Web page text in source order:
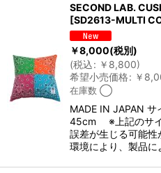
SECOND LAB.
[SD2613-MULTI
￥8,000(税別)
(税込: ￥ 8,800)
希望小売価格: ￥
在庫数 ◯
MADE IN JAPAN
45cm ※上記のサイ
誤差が生じる可能
環境により、製品